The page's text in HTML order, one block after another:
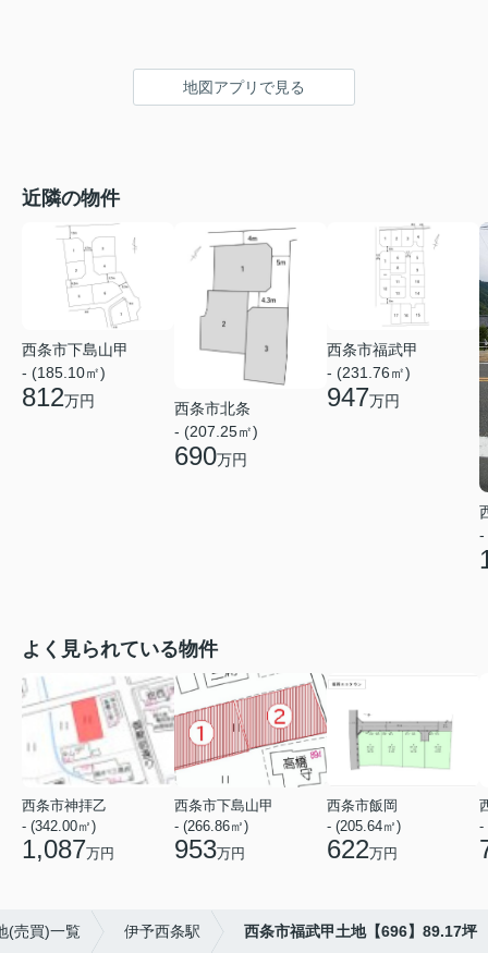
地図アプリで見る
近隣の物件
西条市下島山甲
- (185.10㎡)
812万円
西条市北条
- (207.25㎡)
690万円
西条市福武甲
- (231.76㎡)
947万円
-
よく見られている物件
西条市神拝乙
- (342.00㎡)
1,087万円
西条市下島山甲
- (266.86㎡)
953万円
西条市飯岡
- (205.64㎡)
622万円
-
(売買)一覧 伊予西条駅 西条市福武甲土地【696】89.17坪